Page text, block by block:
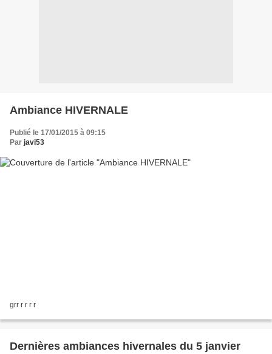
Ambiance HIVERNALE
Publié le 17/01/2015 à 09:15
Par javi53
grr r r r r
Dernières ambiances hivernales du 5 janvier